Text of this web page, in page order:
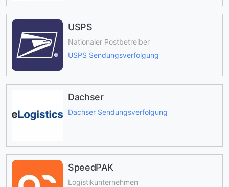
USPS
Nationaler Postbetreiber
USPS Sendungsverfolgung
Dachser
Dachser Sendungsverfolgung
SpeedPAK
Logistikunternehmen